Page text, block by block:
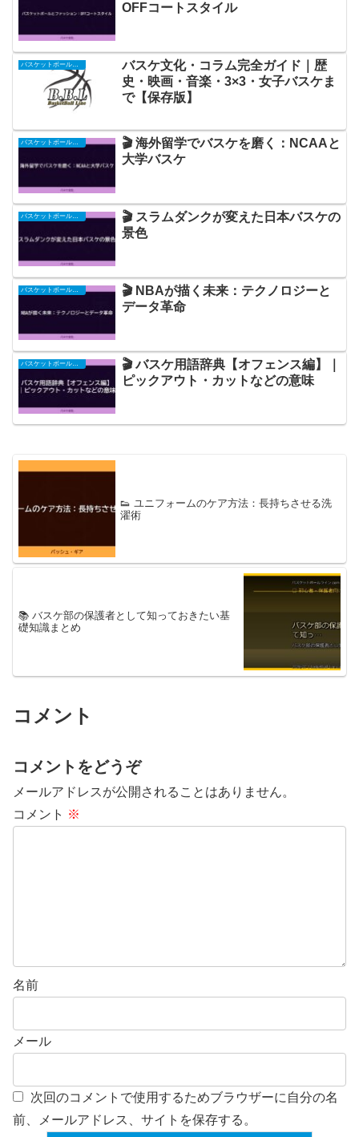
OFFコートスタイル
バスケ文化・コラム完全ガイド｜歴
史・映画・音楽・3×3・女子バスケま
で【保存版】
バスケットボール関連
🎬 海外留学でバスケを磨く：NCAAと
大学バスケ
バスケットボール関連
🎬 スラムダンクが変えた日本バスケの
景色
バスケットボール関連
🎬 NBAが描く未来：テクノロジーと
データ革命
🎬 バスケ用語辞典【オフェンス編】｜
ピックアウト・カットなどの意味
👟 ユニフォームのケア方法：長持ちさせる洗
濯術
📚 バスケ部の保護者として知っておきたい基
礎知識まとめ
コメント
コメントをどうぞ
メールアドレスが公開されることはありません。
コメント ※
名前
メール
次回のコメントで使用するためブラウザーに自分の名
前、メールアドレス、サイトを保存する。